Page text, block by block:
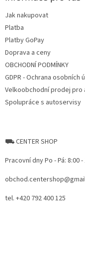
Jak nakupovat
Platba
Platby GoPay
Doprava a ceny
OBCHODNÍ PODMÍNKY
GDPR - Ochrana osobních
Velkoobchodní prodej
Spolupráce s autoservisy
⛟ CENTER SHOP
Pracovní dny Po - Pá: 8:00 -
tel. +420 792 400 125